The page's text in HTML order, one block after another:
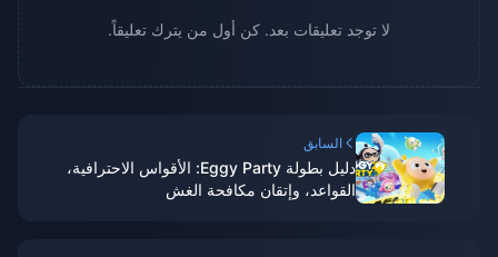
لا توجد تعليقات بعد. كن أول من يترك تعليقاً.
السابق
دليل بطولة Eggy Party: الأقواس الاحترافية،
القواعد، وإتقان مكافحة الغش